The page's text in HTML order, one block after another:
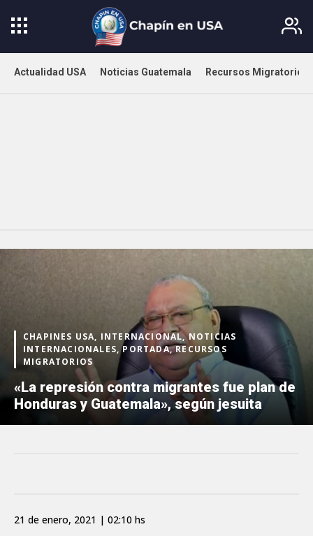
Actualidad USA Noticias Guatemala Recursos Migratorios
CHAPINES USA, INTERNACIONAL, NOTICIAS
INTERNACIONALES, PORTADA, RECURSOS
MIGRATORIOS
«La represión contra migrantes fue plan de
Honduras y Guatemala», según jesuita
21 de enero, 2021 | 02:10 hs